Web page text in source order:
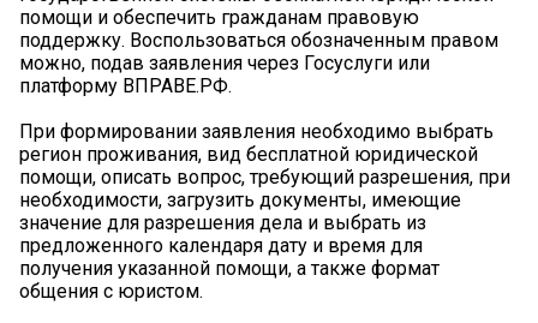
помощи и обеспечить гражданам правовую
поддержку. Воспользоваться обозначенным правом
можно, подав заявления через Госуслуги или
платформу ВПРАВЕ.РФ.
При формировании заявления необходимо выбрать
регион проживания, вид бесплатной юридической
помощи, описать вопрос, требующий разрешения, при
необходимости, загрузить документы, имеющие
значение для разрешения дела и выбрать из
предложенного календаря дату и время для
получения указанной помощи, а также формат
общения с юристом.